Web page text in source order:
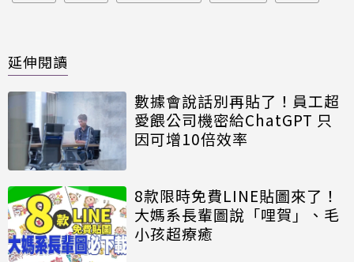
延伸閱讀
數據會說話別再貼了！員工超
愛餵公司機密給ChatGPT 只
因可增10倍效率
8款限時免費LINE貼圖來了！
大媽系長輩圖說「哩賀」、毛
小孩超療癒